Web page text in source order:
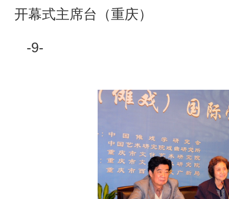
开幕式主席台（重庆
-9-